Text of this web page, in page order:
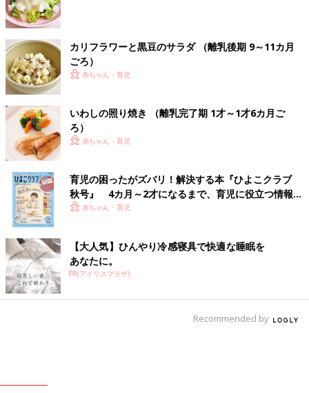
ロニ
ブロッコリー入りパングラタン 作り
ど炭水化物を含む食材を使った、エネルギー源
ー入りパングラタン
離乳食後期 9～11ヶ月・かみかみ期 の離乳食レシピをもっとみ
る
たまひよの離乳食の本
カリフラワーと黒豆のサラダ （離乳後期 9～11カ月
ごろ）
赤ちゃん・育児
いわしの照り焼き （離乳完了期 1才～1才6カ月ご
ろ）
赤ちゃん・育児
育児の困ったがズバリ！解決する本『ひよこクラブ
秋号』 4カ月～2才になるまで、育児に役立つ情報が
いっぱい！
赤ちゃん・育児
【大人気】ひんやり冷感寝具で快適な睡眠を
あなたに。
PR(アイリスプラザ)
Recommended by